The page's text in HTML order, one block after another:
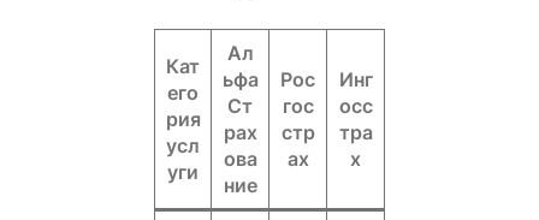
Кат
его
рия
усл
уги
Ал
ьфа
Ст
рах
ова
ние
Рос
гос
стр
ах
Инг
осс
тра
х